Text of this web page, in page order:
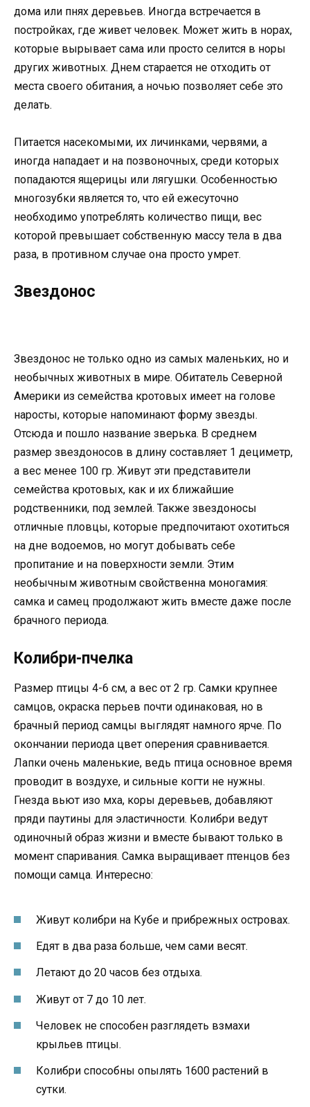
дома или пнях деревьев. Иногда встречается в
постройках, где живет человек. Может жить в норах,
которые вырывает сама или просто селится в норы
других животных. Днем старается не отходить от
места своего обитания, а ночью позволяет себе это
делать.
Питается насекомыми, их личинками, червями, а
иногда нападает и на позвоночных, среди которых
попадаются ящерицы или лягушки. Особенностью
многозубки является то, что ей ежесуточно
необходимо употреблять количество пищи, вес
которой превышает собственную массу тела в два
раза, в противном случае она просто умрет.
Звездонос
Звездонос не только одно из самых маленьких, но и
необычных животных в мире. Обитатель Северной
Америки из семейства кротовых имеет на голове
наросты, которые напоминают форму звезды.
Отсюда и пошло название зверька. В среднем
размер звездоносов в длину составляет 1 дециметр,
а вес менее 100 гр. Живут эти представители
семейства кротовых, как и их ближайшие
родственники, под землей. Также звездоносы
отличные пловцы, которые предпочитают охотиться
на дне водоемов, но могут добывать себе
пропитание и на поверхности земли. Этим
необычным животным свойственна моногамия:
самка и самец продолжают жить вместе даже после
брачного периода.
Колибри-пчелка
Размер птицы 4-6 см, а вес от 2 гр. Самки крупнее
самцов, окраска перьев почти одинаковая, но в
брачный период самцы выглядят намного ярче. По
окончании периода цвет оперения сравнивается.
Лапки очень маленькие, ведь птица основное время
проводит в воздухе, и сильные когти не нужны.
Гнезда вьют изо мха, коры деревьев, добавляют
пряди паутины для эластичности. Колибри ведут
одиночный образ жизни и вместе бывают только в
момент спаривания. Самка выращивает птенцов без
помощи самца. Интересно:
Живут колибри на Кубе и прибрежных островах.
Едят в два раза больше, чем сами весят.
Летают до 20 часов без отдыха.
Живут от 7 до 10 лет.
Человек не способен разглядеть взмахи
крыльев птицы.
Колибри способны опылять 1600 растений в
сутки.